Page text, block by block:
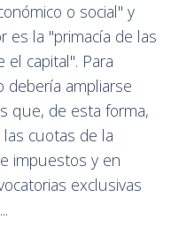
o social" y
es la "primacía de las
el capital". Para
debería ampliarse
que, de esta forma,
cuotas de la
impuestos y en
exclusivas